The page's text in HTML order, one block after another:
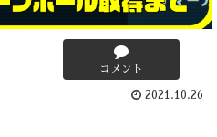
コメント
2021.10.26